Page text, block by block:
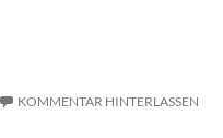
KOMMENTAR HINTERLASSEN